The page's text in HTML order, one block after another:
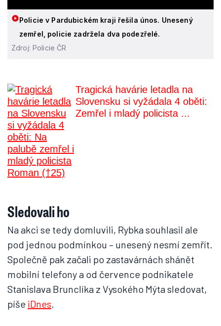
Policie v Pardubickém kraji řešila únos. Unesený
zemřel, policie zadržela dva podezřelé.
Zdroj: Policie ČR
Tragická havárie letadla na
Slovensku si vyžádala 4 oběti:
Zemřel i mladý policista ...
Sledovali ho
Na akci se tedy domluvili, Rybka souhlasil ale
pod jednou podmínkou – unesený nesmí zemřít.
Společně pak začali po zastavárnách shánět
mobilní telefony a od července podnikatele
Stanislava Brunclíka z Vysokého Mýta sledovat,
píše iDnes.